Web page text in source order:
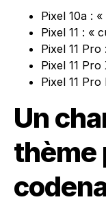
Pixel 10a :
Pixel 11 : «
Pixel 11
Pixel 11
Pixel 11
Un
thème